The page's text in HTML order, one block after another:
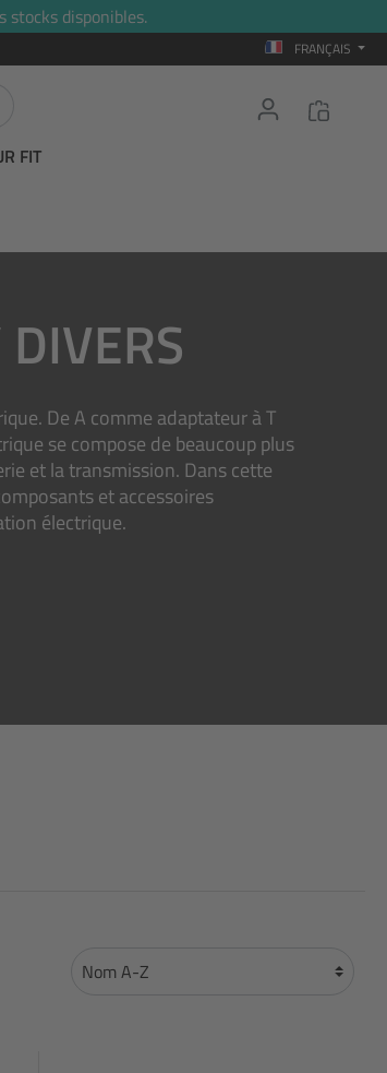
stocks disponibles.
FRANÇAIS
FIT
De A comme adaptateur à T
se compose de beaucoup plus
et la transmission. Dans cette
et accessoires
électrique.